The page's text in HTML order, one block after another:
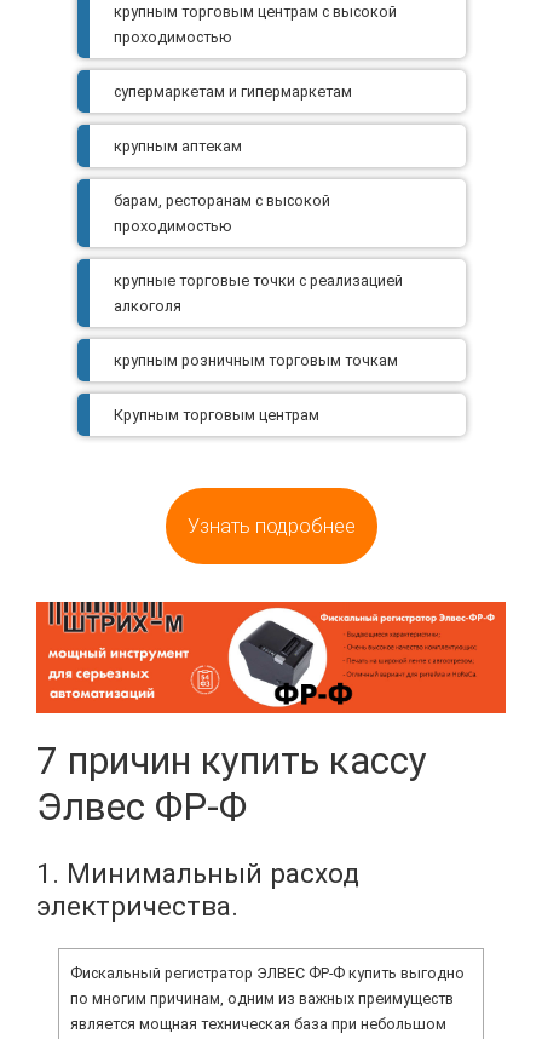
крупным торговым центрам с высокой
проходимостью
супермаркетам и гипермаркетам
крупным аптекам
барам, ресторанам с высокой
проходимостью
крупные торговые точки с реализацией
алкоголя
крупным розничным торговым точкам
Крупным торговым центрам
Узнать подробнее
7 причин купить кассу
Элвес ФР-Ф
1. Минимальный расход
электричества.
Фискальный регистратор ЭЛВЕС ФР-Ф купить выгодно
по многим причинам, одним из важных преимуществ
является мощная техническая база при небольшом